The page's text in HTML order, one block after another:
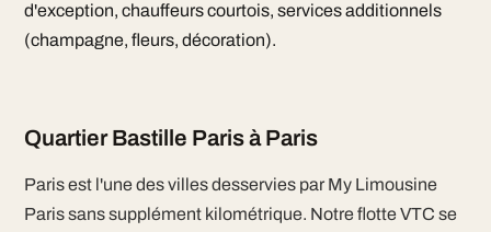
d'exception, chauffeurs courtois, services additionnels
(champagne, fleurs, décoration).
Quartier Bastille Paris à Paris
Paris est l'une des villes desservies par My Limousine
Paris sans supplément kilométrique. Notre flotte VTC se